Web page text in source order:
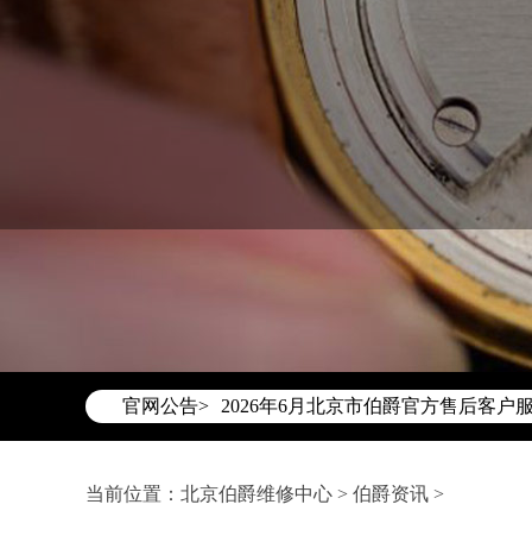
官网公告>
2026年6月伯爵北京市售后服务网络
2026年6月伯爵售后服务中心最新网
北京市东城区东长安街1号东方广场
北京市朝阳区建国门外大街甲6号华
当前位置： 北京伯爵维修中心 > 伯爵资讯 >